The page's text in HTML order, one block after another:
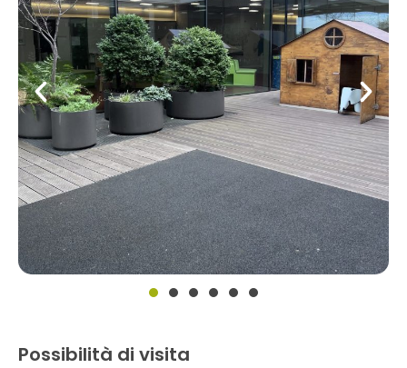
Possibilità di visita